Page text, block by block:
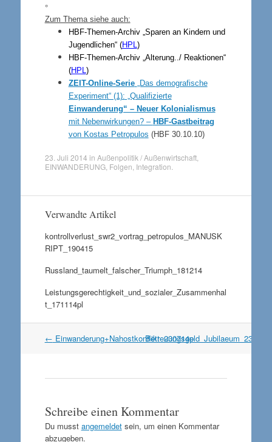
°
Zum Thema siehe auch:
HBF-Themen-Archiv „Sparen an Kindern und
Jugendlichen“ (HPL )
HBF-Themen-Archiv „Alterung../ Reaktionen“
(HPL )
ZEIT-Online-Serie
„Das demografische
Experiment“ (1): „Qualifizierte
Einwanderung“ – Neuer Kolonialismus
mit Nebenwirkungen? – HBF-Gastbeitrag
von Kostas Petropulos (HBF 30.10.10)
23. Juli 2014 in Außenpolitik / Außenwirtschaft,
EINWANDERUNG, Folgen Integration
Verwandte Artikel
kontrollverlust_swr2_vortrag_petropulos_MANUSK
RIPT_190415
Russland_taumelt_falscher_Triumph_181214
Leistungsgerechtigkeit_und_sozialer_Zusammenhal
t_171114pl
Artikel
← Einwanderung+Nahostkonflikt_230714pBetreuungsgeld_Jubilaeum_230714
Schreibe einen Kommentar
Du musst angemeldetsein, um einen Kommentar
abzugeben.